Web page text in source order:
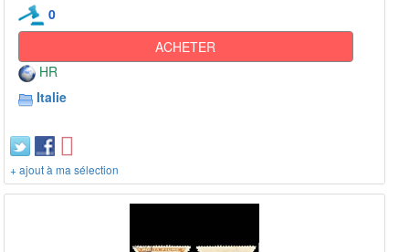
0
ACHETER
HR
Italie
+ ajout à ma sélection